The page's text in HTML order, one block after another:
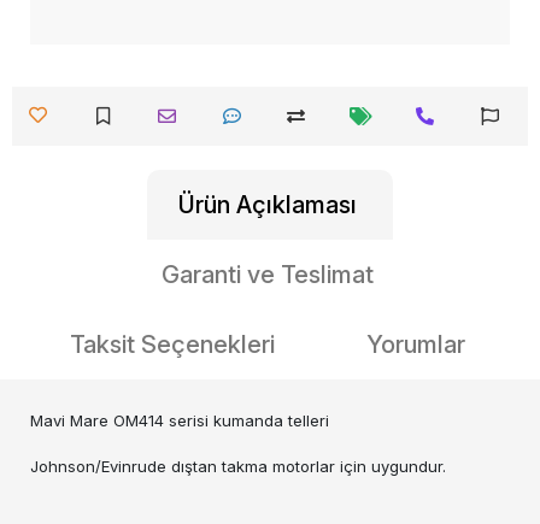
Ürün Açıklaması
Garanti ve Teslimat
Taksit Seçenekleri Yorumlar
Mavi Mare OM414 serisi kumanda telleri
Johnson/Evinrude dıştan takma motorlar için uygundur.